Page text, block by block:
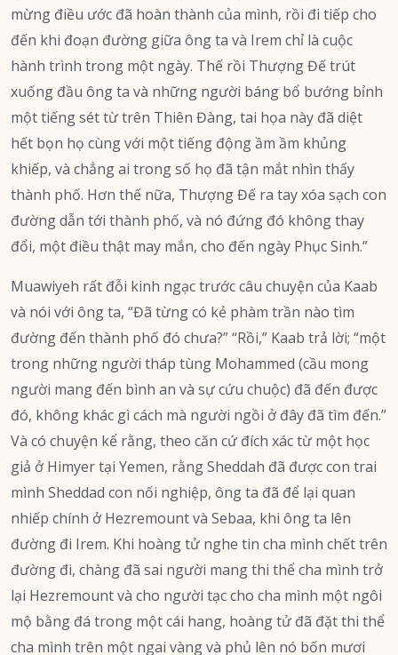
mừng điều ước đã hoàn thành của mình, rồi đi tiếp cho
đến khi đoạn đường giữa ông ta và Irem chỉ là cuộc
hành trình trong một ngày. Thế rồi Thượng Đế trút
xuống đầu ông ta và những người báng bổ bướng bỉnh
một tiếng sét từ trên Thiên Đàng, tai họa này đã diệt
hết bọn họ cùng với một tiếng động ầm ầm khủng
khiếp, và chẳng ai trong số họ đã tận mắt nhìn thấy
thành phố. Hơn thế nữa, Thượng Đế ra tay xóa sạch con
đường dẫn tới thành phố, và nó đứng đó không thay
đổi, một điều thật may mắn, cho đến ngày Phục Sinh.”
Muawiyeh rất đỗi kinh ngạc trước câu chuyện của Kaab
và nói với ông ta, “Đã từng có kẻ phàm trần nào tìm
đường đến thành phố đó chưa?” “Rồi,” Kaab trả lời; “một
trong những người tháp tùng Mohammed (cầu mong
người mang đến bình an và sự cứu chuộc) đã đến được
đó, không khác gì cách mà người ngồi ở đây đã tìm đến.”
Và có chuyện kể rằng, theo căn cứ đích xác từ một học
giả ở Himyer tại Yemen, rằng Sheddah đã được con trai
mình Sheddad con nối nghiệp, ông ta đã để lại quan
nhiếp chính ở Hezremount và Sebaa, khi ông ta lên
đường đi Irem. Khi hoàng tử nghe tin cha mình chết trên
đường đi, chàng đã sai người mang thi thể cha mình trở
lại Hezremount và cho người tạc cho cha mình một ngôi
mộ bằng đá trong một cái hang, hoàng tử đã đặt thi thể
cha mình trên một ngai vàng và phủ lên nó bốn mươi